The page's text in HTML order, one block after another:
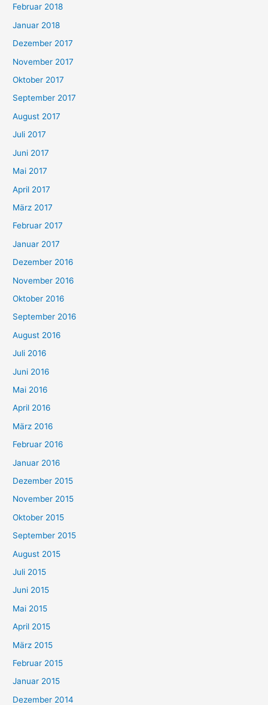
Februar 2018
Januar 2018
Dezember 2017
November 2017
Oktober 2017
September 2017
August 2017
Juli 2017
Juni 2017
Mai 2017
April 2017
März 2017
Februar 2017
Januar 2017
Dezember 2016
November 2016
Oktober 2016
September 2016
August 2016
Juli 2016
Juni 2016
Mai 2016
April 2016
März 2016
Februar 2016
Januar 2016
Dezember 2015
November 2015
Oktober 2015
September 2015
August 2015
Juli 2015
Juni 2015
Mai 2015
April 2015
März 2015
Februar 2015
Januar 2015
Dezember 2014